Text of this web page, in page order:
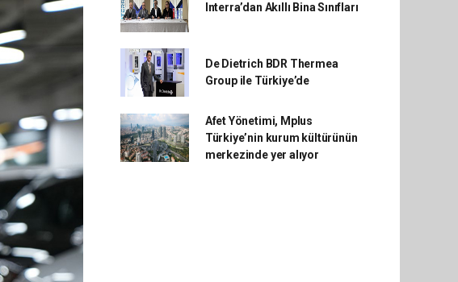
Interra’dan Akıllı Bina Sınıfları
De Dietrich BDR Thermea
Group ile Türkiye’de
Afet Yönetimi, Mplus
Türkiye’nin kurum kültürünün
merkezinde yer alıyor